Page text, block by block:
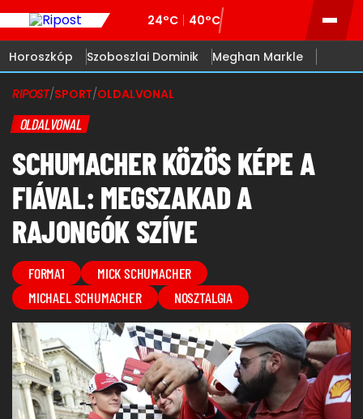
24°C 40°C
Horoszkóp Szoboszlai Dominik Meghan Markle
RIPOST/SPORT/OLDALVONAL
OLDALVONAL
SCHUMACHER KÖZÖS KÉPE A
FIÁVAL: MEGSZAKAD A
RAJONGÓK SZÍVE
FORMA1
MICK SCHUMACHER
MICHAEL SCHUMACHER
NOSZTALGIA